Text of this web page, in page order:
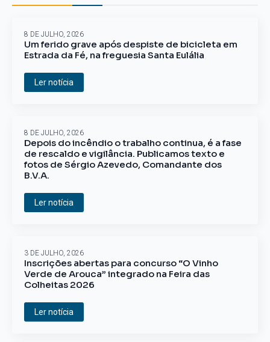
Um ferido grave após despiste de bicicleta em
Estrada da Fé, na freguesia Santa Eulália
8 DE JULHO, 2026
Ler notícia
Depois do incêndio o trabalho continua, é a fase
de rescaldo e vigilância. Publicamos texto e
fotos de Sérgio Azevedo, Comandante dos
B.V.A.
8 DE JULHO, 2026
Ler notícia
Inscrições abertas para concurso “O Vinho
Verde de Arouca” integrado na Feira das
Colheitas 2026
3 DE JULHO, 2026
Ler notícia